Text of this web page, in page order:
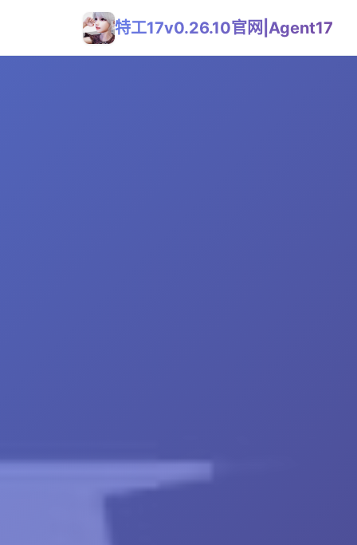
特工17v0.26.10官网|Agent17